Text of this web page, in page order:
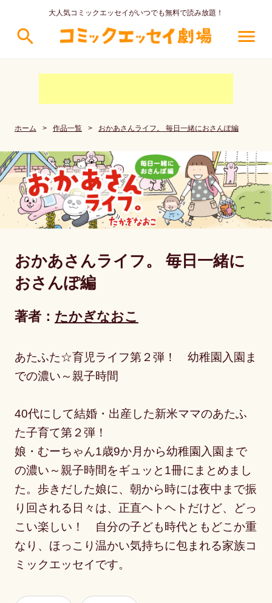
大人気コミックエッセイがいつでも無料で読み放題！
search menu
ホーム > 作品一覧 > おかあさんライフ。 毎日一緒におさんぽ編
おかあさんライフ。 毎日一緒に
おさんぽ編
著者： たかぎなおこ
あたふた☆育児ライフ第２弾！ 幼稚園入園ま
での濃い～親子時間
40代にして結婚・出産した新米ママのあたふ
た子育て第２弾！
娘・むーちゃん1歳9か月から幼稚園入園まで
の濃い～親子時間をギュッと1冊にまとめまし
た。歩きだした娘に、朝から時には夜中まで振
り回される日々は、正直ヘトヘトだけど、どっ
こい楽しい！ 自分の子ども時代ともどこか重
なり、ほっこり温かい気持ちに包まれる家族コ
ミックエッセイです。